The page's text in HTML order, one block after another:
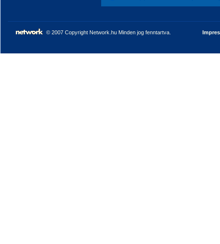
© 2007 Copyright Network.hu Minden jog fenntartva.